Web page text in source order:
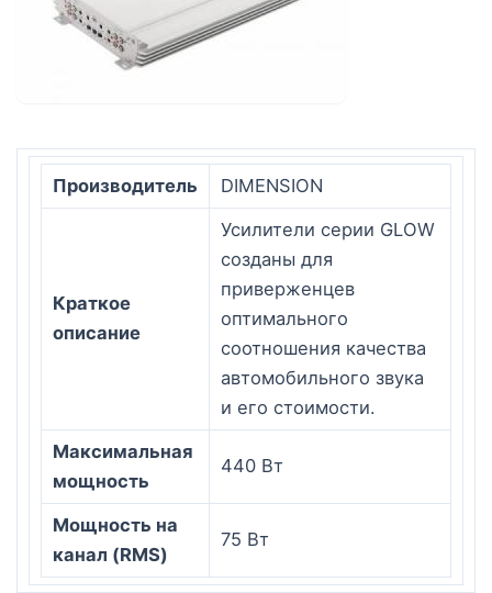
Производитель DIMENSION
Краткое
описание
Усилители серии GLOW
созданы для
приверженцев
оптимального
соотношения качества
автомобильного звука
и его стоимости.
Максимальная
мощность
440 Вт
Мощность на
канал (RMS)
75 Вт